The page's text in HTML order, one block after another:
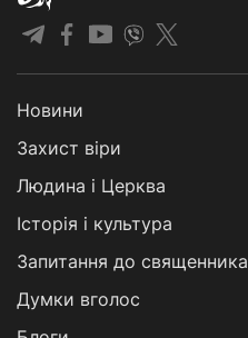
Новини
Захист віри
Людина і Церква
Історія і культура
Запитання до священника
Думки вголос